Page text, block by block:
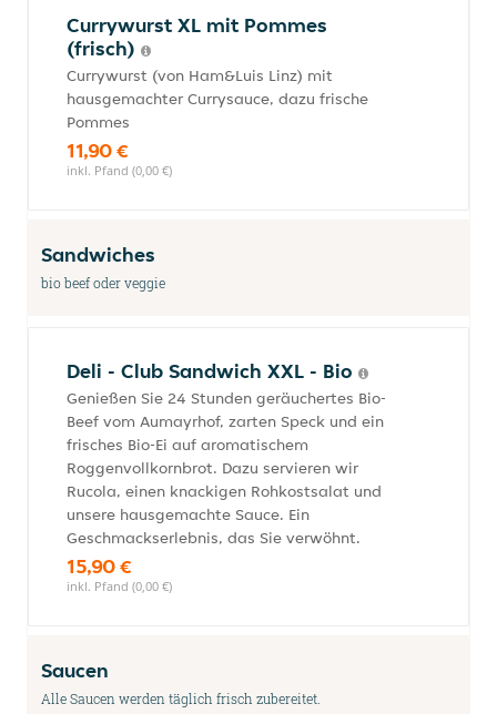
Currywurst XL mit Pommes
(frisch)
Currywurst (von Ham&Luis Linz) mit
hausgemachter Currysauce, dazu frische
Pommes
11,90 €
inkl. Pfand (0,00 €)
Sandwiches
bio beef oder veggie
Deli - Club Sandwich XXL - Bio
Genießen Sie 24 Stunden geräuchertes Bio-
Beef vom Aumayrhof, zarten Speck und ein
frisches Bio-Ei auf aromatischem
Roggenvollkornbrot. Dazu servieren wir
Rucola, einen knackigen Rohkostsalat und
unsere hausgemachte Sauce. Ein
Geschmackserlebnis, das Sie verwöhnt.
15,90 €
inkl. Pfand (0,00 €)
Saucen
Alle Saucen werden täglich frisch zubereitet.